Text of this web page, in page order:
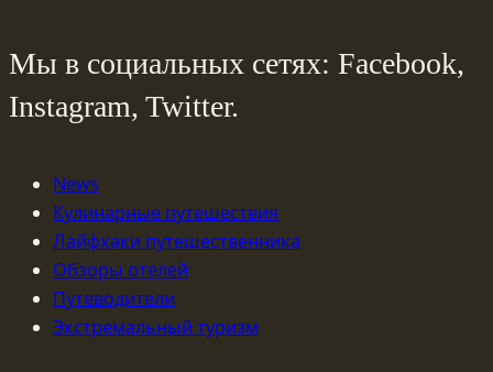
Мы в социальных сетях: Facebook,
Instagram, Twitter.
News
Кулинарные путешествия
Лайфхаки путешественника
Обзоры отелей
Путеводители
Экстремальный туризм